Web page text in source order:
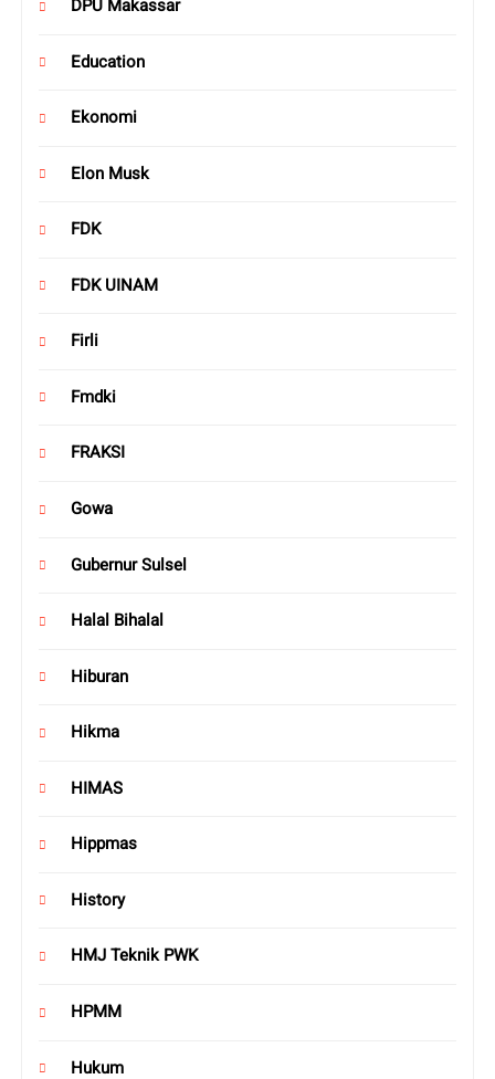
DPU Makassar
Education
Ekonomi
Elon Musk
FDK
FDK UINAM
Firli
Fmdki
FRAKSI
Gowa
Gubernur Sulsel
Halal Bihalal
Hiburan
Hikma
HIMAS
Hippmas
History
HMJ Teknik PWK
HPMM
Hukum